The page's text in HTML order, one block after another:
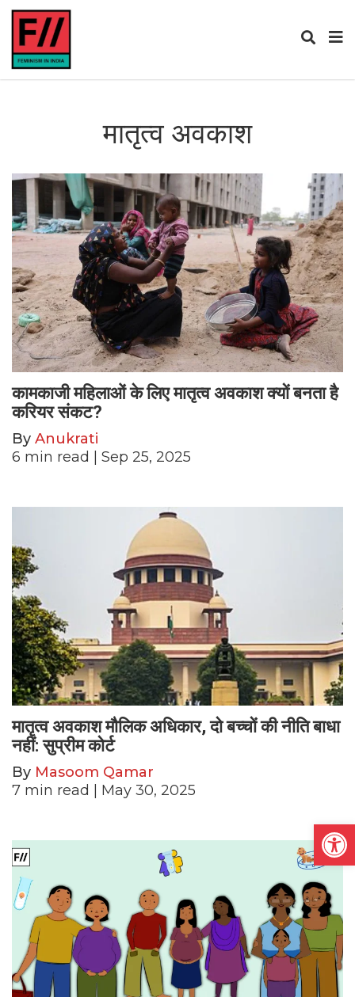
मातृत्व अवकाश
कामकाजी महिलाओं के लिए मातृत्व अवकाश क्यों बनता है
करियर संकट?
By Anukrati
6 min read | Sep 25, 2025
मातृत्व अवकाश मौलिक अधिकार, दो बच्चों की नीति बाधा
नहीं: सुप्रीम कोर्ट
By Masoom Qamar
7 min read | May 30, 2025